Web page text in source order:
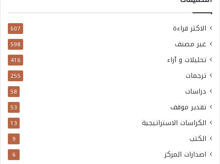
الاكثر قراءة 607
غير مصنف 598
تحليلات و آراء 416
ترجمات 255
دراسات 58
تقدير موقف 53
الكراسات الاستراتيجية 13
الكتب 9
اصدارات المركز 6